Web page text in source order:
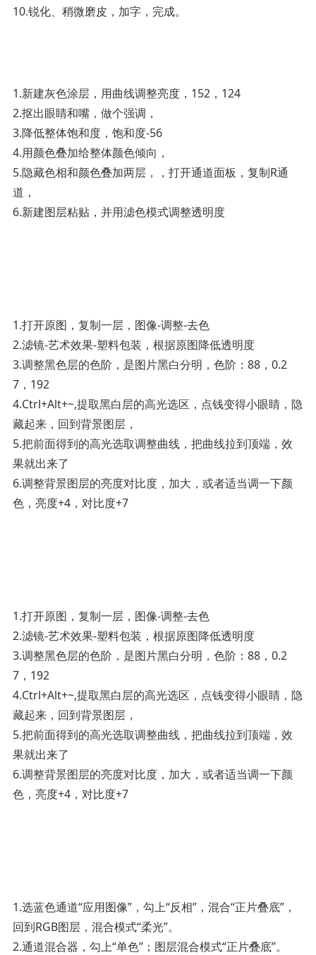
10.锐化、稍微磨皮，加字，完成。­
1.新建灰色涂层，用曲线调整亮度，152，124
2.抠出眼睛和嘴，做个强调，
3.降低整体饱和度，饱和度-56
4.用颜色叠加给整体颜色倾向，
5.隐藏色相和颜色叠加两层，，打开通道面板，复制R通
道，
6.新建图层粘贴，并用滤色模式调整透明度­
1.打开原图，复制一层，图像-调整-去色
2.滤镜-艺术效果-塑料包装，根据原图降低透明度
3.调整黑色层的色阶，是图片黑白分明，色阶：88，0.2
7，192
4.Ctrl+Alt+~,提取黑白层的高光选区，点钱变得小眼睛，隐
藏起来，回到背景图层，
5.把前面得到的高光选取调整曲线，把曲线拉到顶端，效
果就出来了
6.调整背景图层的亮度对比度，加大，或者适当调一下颜
色，亮度+4，对比度+7­
1.打开原图，复制一层，图像-调整-去色
2.滤镜-艺术效果-塑料包装，根据原图降低透明度
3.调整黑色层的色阶，是图片黑白分明，色阶：88，0.2
7，192
4.Ctrl+Alt+~,提取黑白层的高光选区，点钱变得小眼睛，隐
藏起来，回到背景图层，
5.把前面得到的高光选取调整曲线，把曲线拉到顶端，效
果就出来了
6.调整背景图层的亮度对比度，加大，或者适当调一下颜
色，亮度+4，对比度+7­
1.选蓝色通道“应用图像”，勾上“反相”，混合“正片叠底”，
回到RGB图层，混合模式“柔光”。
2.通道混合器，勾上“单色”；图层混合模式“正片叠底”。